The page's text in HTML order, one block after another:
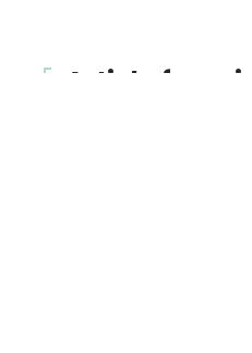
Article favori